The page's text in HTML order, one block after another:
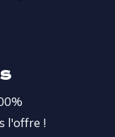
l'offre !